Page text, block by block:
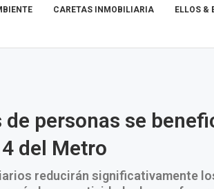
CARETAS INMOBILIARIA ELLOS &
personas se
del Metro
reducirán significativamente